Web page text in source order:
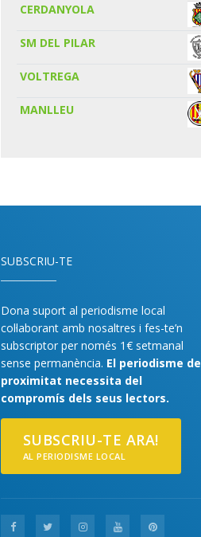
CERDANYOLA
SM DEL PILAR
VOLTREGA
MANLLEU
SUBSCRIU-TE
Dona suport al periodisme local
col·laborant amb nosaltres i fes-te’n
subscriptor per només 1€ setmanal
sense permanència. El periodisme de
proximitat necessita del
compromís dels seus lectors.
SUBSCRIU-TE ARA!
AL PERIODISME LOCAL